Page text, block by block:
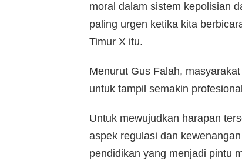
moral dalam sistem kepolisian
paling urgen ketika kita
Timur X itu.
Menurut Gus Falah,
untuk tampil semakin
Untuk mewujudkan harapan
aspek regulasi dan
pendidikan yang menjadi pintu